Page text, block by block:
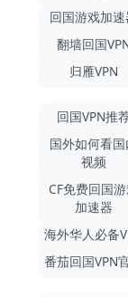
回国游戏加速
翻墙回国
归雁VPN
回国VPN推
国外如何看国
视频
CF免费回国
加速器
海外华人必备
番茄回国VPN